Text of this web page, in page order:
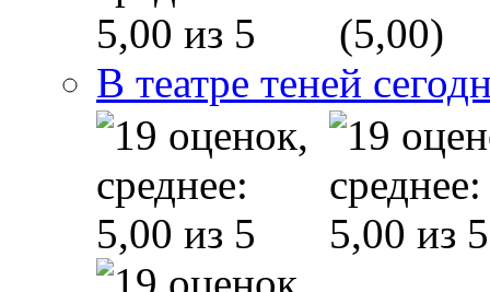
(5,00)
В театре теней